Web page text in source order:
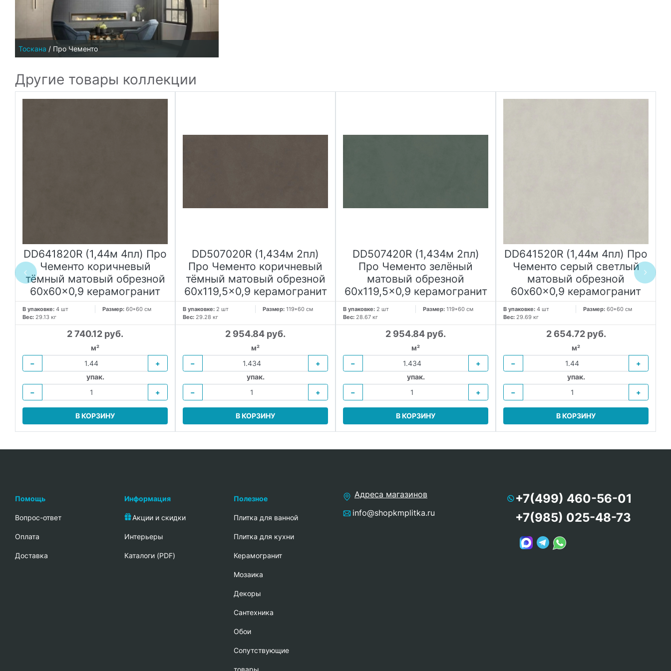
Тоскана / Про Чементо
Другие товары коллекции
DD641820R (1,44м 4пл) Про
Чементо коричневый
тёмный матовый обрезной
60x60x0,9 керамогранит
В упаковке: 4 шт Размер: 60*60 см
Вес: 29.13 кг
2 740.12 руб.
м²
−
+
упак.
−
+
В КОРЗИНУ
DD507020R (1,434м 2пл)
Про Чементо коричневый
тёмный матовый обрезной
60x119,5x0,9 керамогранит
В упаковке: 2 шт Размер: 119*60 см
Вес: 29.28 кг
2 954.84 руб.
м²
−
+
упак.
−
+
В КОРЗИНУ
DD507420R (1,434м 2пл)
Про Чементо зелёный
матовый обрезной
60x119,5x0,9 керамогранит
В упаковке: 2 шт Размер: 119*60 см
Вес: 28.67 кг
2 954.84 руб.
м²
−
+
упак.
−
+
В КОРЗИНУ
DD641520R (1,44м 4пл) Про
Чементо серый светлый
матовый обрезной
60x60x0,9 керамогранит
В упаковке: 4 шт Размер: 60*60 см
Вес: 29.69 кг
2 654.72 руб.
м²
−
+
упак.
−
+
В КОРЗИНУ
Помощь
Вопрос-ответ
Oплата
Доставка
Информация
Акции и скидки
Интерьеры
Каталоги (PDF)
Полезное
Плитка для ванной
Плитка для кухни
Керамогранит
Мозаика
Декоры
Сантехника
Обои
Сопутствующие
товары
Адреса магазинов
info@shopkmplitka.ru
+7(499) 460-56-01
+7(985) 025-48-73